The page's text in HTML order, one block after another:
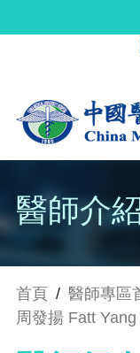
醫師介
首頁 / 醫師專區
周發揚 Fatt